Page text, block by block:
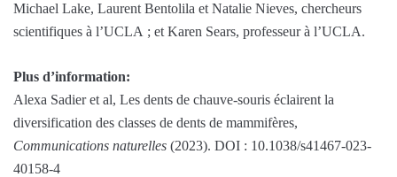
Michael Lake, Laurent Bentolila et Natalie Nieves, chercheurs
scientifiques à l’UCLA ; et Karen Sears, professeur à l’UCLA.
Plus d’information:
Alexa Sadier et al, Les dents de chauve-souris éclairent la
diversification des classes de dents de mammifères,
Communications naturelles (2023). DOI : 10.1038/s41467-023-
40158-4